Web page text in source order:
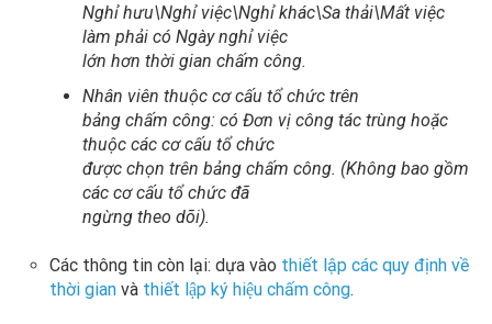
Nghỉ hưu\Nghỉ việc\Nghỉ khác\Sa thải\Mất việc
làm phải có Ngày nghỉ việc
lớn hơn thời gian chấm công.
Nhân viên thuộc cơ cấu tổ chức trên
bảng chấm công: có Đơn vị công tác trùng hoặc
thuộc các cơ cấu tổ chức
được chọn trên bảng chấm công. (Không bao gồm
các cơ cấu tổ chức đã
ngừng theo dõi).
Các thông tin còn lại: dựa vào thiết lập các quy định về
thời gian và thiết lập ký hiệu chấm công.